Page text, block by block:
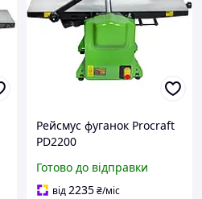
Рейсмус фуганок Procraft
PD2200
Готово до відправки
від2235₴/міс